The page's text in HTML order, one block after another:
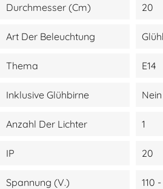
Durchmesser (cm) 20
Art Der Beleuchtung
Thema E14
Inklusive Glühbirne Nein
Anzahl Der Lichter 1
IP 20
Spannung (V.) 110